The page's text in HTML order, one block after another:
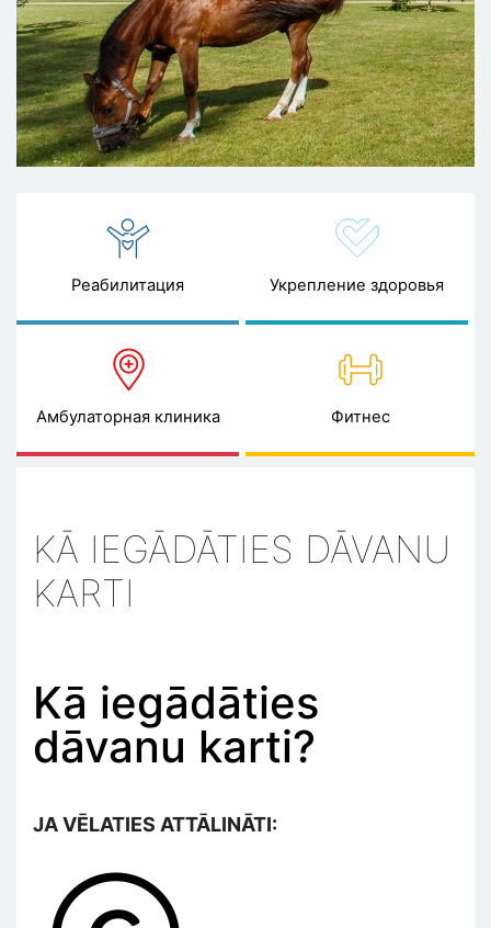
Реабилитация Укрепление здоровья
Амбулаторная клиника Фитнес
KĀ IEGĀDĀTIES DĀVANU
KARTI
Kā iegādāties
dāvanu karti?
JA VĒLATIES ATTĀLINĀTI:
Изображение